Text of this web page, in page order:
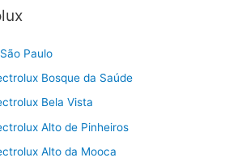
Paulo
Bosque da Saúde
Bela Vista
Alto de Pinheiros
Alto da Mooca